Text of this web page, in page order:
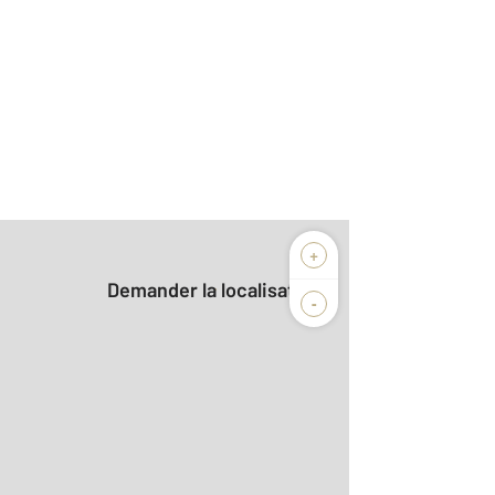
+
-
Demander la localisation